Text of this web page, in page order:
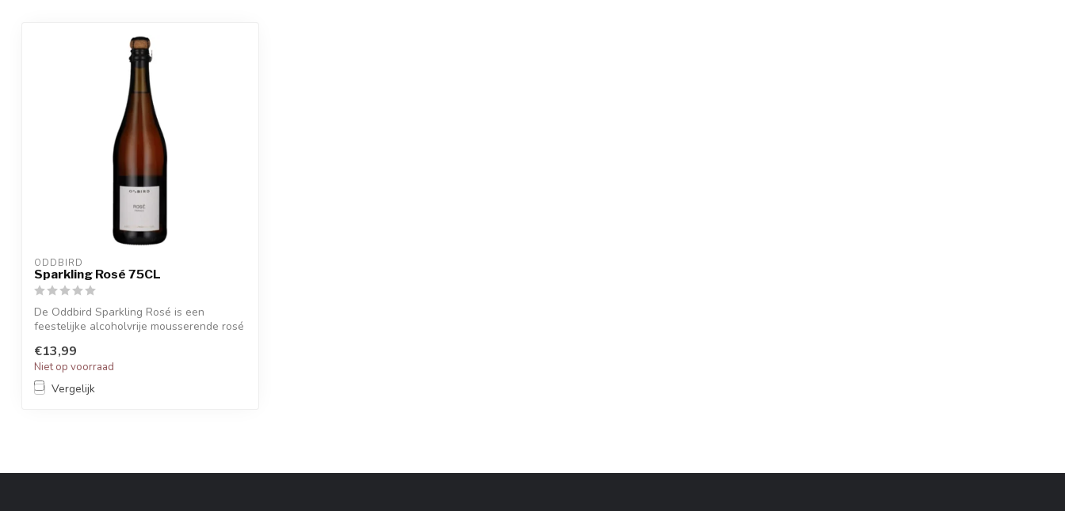
ODDBIRD
Sparkling Rosé 75CL
De Oddbird Sparkling Rosé is een
feestelijke alcoholvrije mousserende rosé
€13,99
Niet op voorraad
Vergelijk